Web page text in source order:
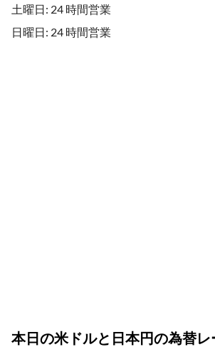
土曜日: 24 時間営業
日曜日: 24 時間営業
本日の米ドルと日本円の為替レ